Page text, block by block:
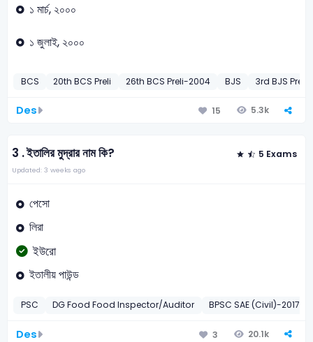
১ মার্চ, ২০০০
১ জুলাই, ২০০০
BCS 20th BCS Preli 26th BCS Preli-2004 BJS 3rd BJS
Des 15 5.3k
3 .ইতালির মুদ্রার নাম কি? 5 Exams
Updated: 3 weeks ago
পেসো
লিরা
ইউরো
ইতালীয় পাউন্ড
PSC DG Food Food Inspector/Auditor BPSC SAE (Civil)-2017
Des 3 20.1k